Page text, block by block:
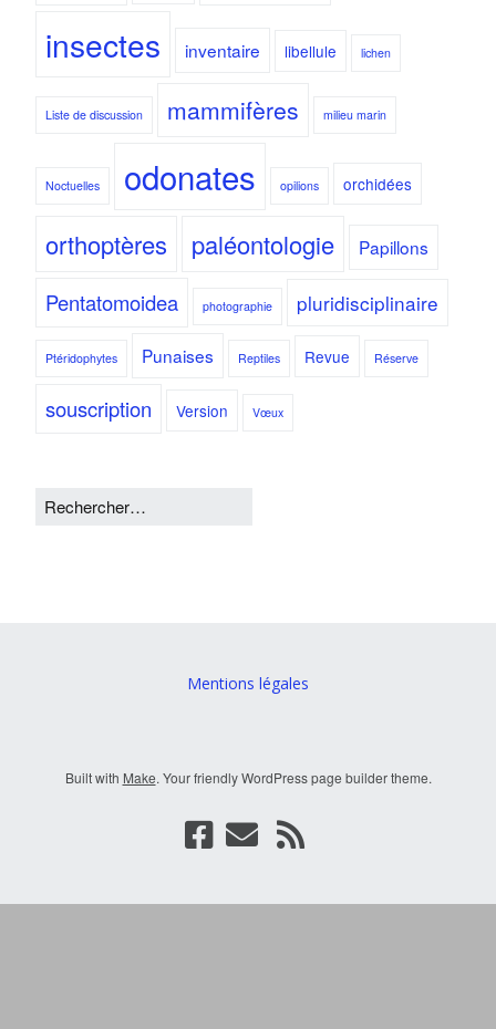
insectes inventaire libellule lichen
Liste de discussion mammifères milieu marin
Noctuelles odonates opilions orchidées
orthoptères paléontologie Papillons
Pentatomoidea photographie pluridisciplinaire
Ptéridophytes Punaises Reptiles Revue Réserve
souscription Version Vœux
Mentions légales
Built with Make. Your friendly WordPress page builder theme.